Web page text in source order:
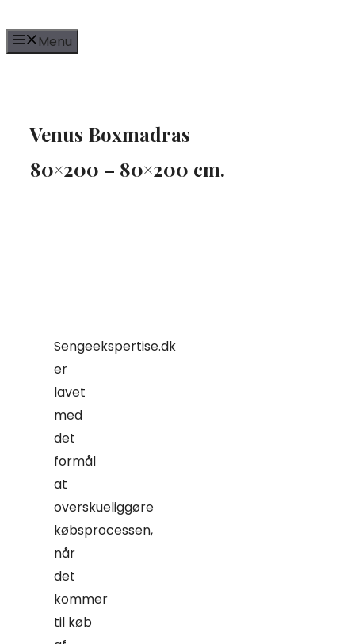
to
Menu
Venus Boxmadras
80×200 – 80×200 cm.
Sengeekspertise.dk
er
lavet
med
det
formål
at
overskueliggøre
købsprocessen,
når
det
kommer
til køb